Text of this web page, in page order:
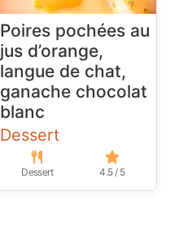
Poires pochées au
jus d’orange,
langue de chat,
ganache chocolat
blanc
Dessert
Dessert 4.5 / 5